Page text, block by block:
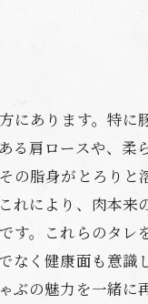
にあります。特
肩ロースや、
の脂身がとろり
れにより、肉本
す。これらのタ
く健康面も意
の魅力を一緒に